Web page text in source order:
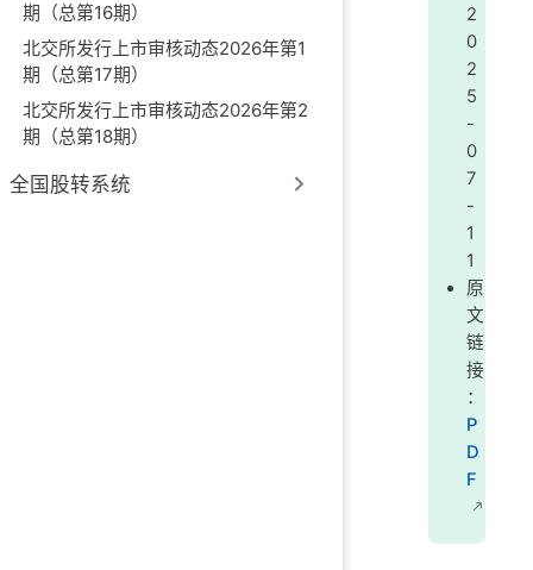
期（总第16期）
北交所发行上市审核动态2026年第1
期（总第17期）
北交所发行上市审核动态2026年第2
期（总第18期）
全国股转系统
2
0
2
5
-
0
7
-
1
1
原
文
链
接
：
P
D
F